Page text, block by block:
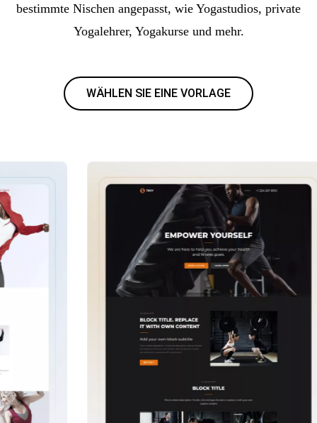
bestimmte Nischen angepasst, wie Yogastudios, private
Yogalehrer, Yogakurse und mehr.
WÄHLEN SIE EINE VORLAGE